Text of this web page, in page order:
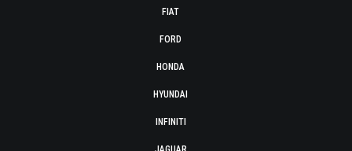
FIAT
FORD
HONDA
HYUNDAI
INFINITI